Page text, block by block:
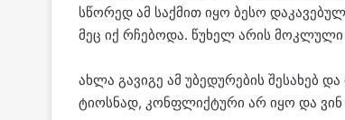
სწო­რედ ამ საქ­მით იყო ბესო
მეც იქ რჩე­ბო­და. წუ­ხელ არის
ახლა გა­ვი­გე ამ უბე­დუ­რე­ბის შე­სა­ხებ
ტი­ოს­ნად, კონ­ფლიქ­ტუ­რი არ იყო და